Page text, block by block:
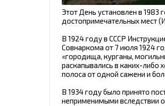
Этот День установлен в
достопримечательных мест
В 1924 году в СССР
Совнаркома от 7 июля 1924
«городища, курганы,
раскапывались в каких-либо
полоса от одной сажени и
В 1934 году было принято
неприменимыми вследствии